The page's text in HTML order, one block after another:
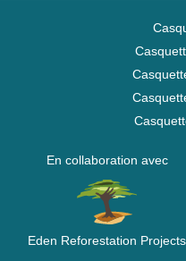
En collaboration avec
Eden Reforestation Projects